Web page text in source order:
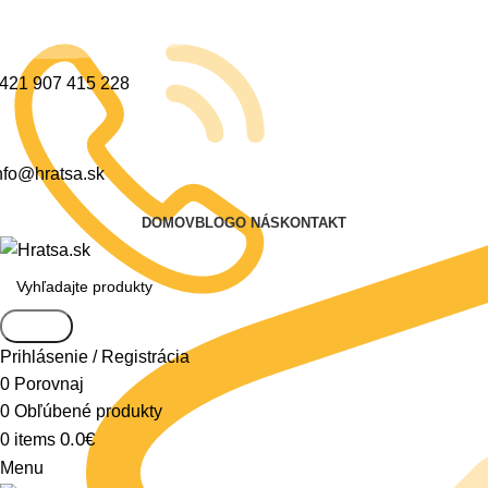
907 415 228
DOMOVBLOGO NÁS KONTAKT
Prihlásenie / Registrácia
0 Porovnaj
0 Obľúbené produkty
0 items 0.0€
Menu